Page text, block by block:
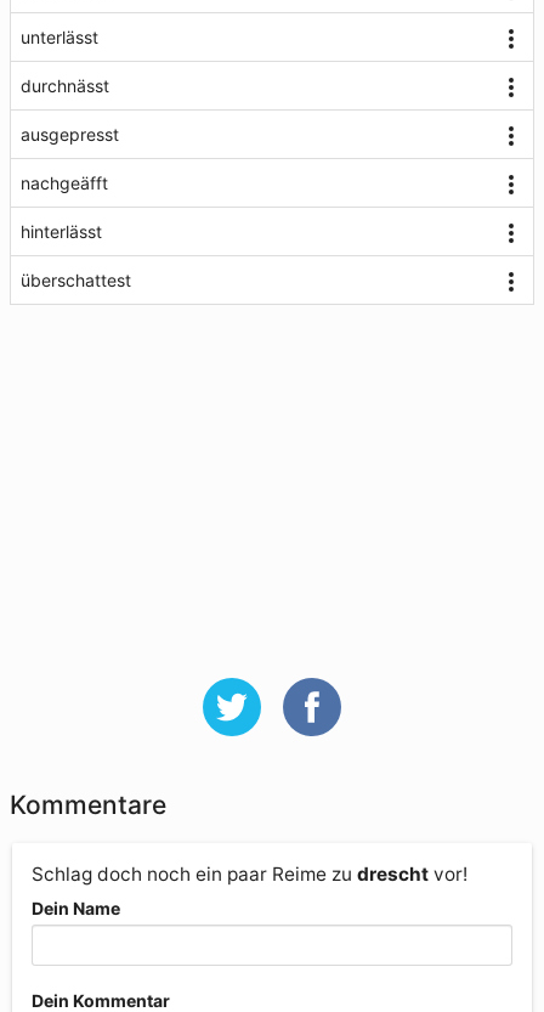
unterlässt
durchnässt
ausgepresst
nachgeäfft
hinterlässt
überschattest
Kommentare
Schlag doch noch ein paar Reime zu drescht vor!
Dein Name
Dein Kommentar